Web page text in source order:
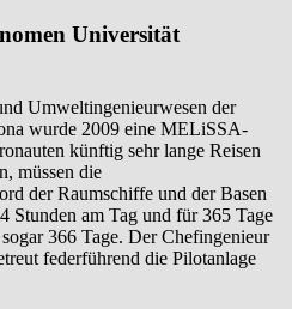
Universität
Umweltingenieurwesen der
wurde 2009 eine MELiSSA-
künftig sehr lange Reisen
müssen die
der Raumschiffe und der Basen
Stunden am Tag und für 365 Tage
366 Tage. Der Chefingenieur
federführend die Pilotanlage